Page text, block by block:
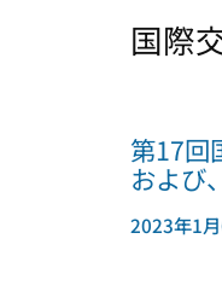
国際
第17回
および
2023年1